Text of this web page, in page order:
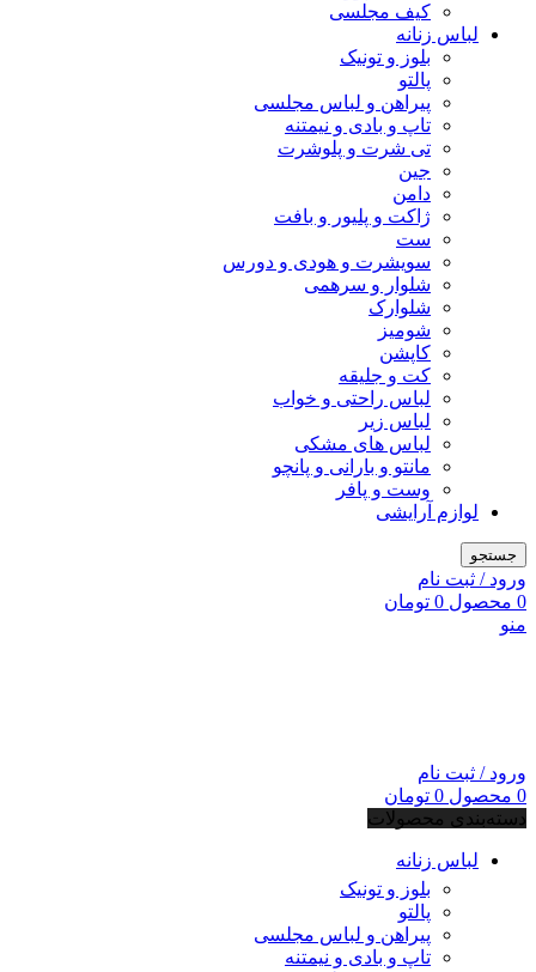
کیف مجلسی
لباس زنانه
بلوز و تونیک
پالتو
پیراهن و لباس مجلسی
تاپ و بادی و نیمتنه
تی شرت و پلوشرت
جین
دامن
ژاکت و پلیور و بافت
ست
سویشرت و هودی و دورس
شلوار و سرهمی
شلوارک
شومیز
کاپشن
کت و جلیقه
لباس راحتی و خواب
لباس زیر
لباس های مشکی
مانتو و بارانی و پانچو
وست و پافر
لوازم آرایشی
جستجو
ورود / ثبت نام
0 محصول 0 تومان
منو
ورود / ثبت نام
0 محصول 0 تومان
دسته‌بندی محصولات
لباس زنانه
بلوز و تونیک
پالتو
پیراهن و لباس مجلسی
تاپ و بادی و نیمتنه